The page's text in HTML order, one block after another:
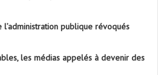
l’administration publique révoqués
les médias appelés à devenir des